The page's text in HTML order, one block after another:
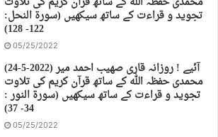
تجوید و قراءت کے ساتھ سیکھیں (سورة النحل:
122- 128)
05/25/2022
(24-5-2022) آئیے ! روزانہ قاری صهیب احمد میر
محمدی حفظہ اللہ کے ساتھ قرآن کریم کی تلاوت
تجوید و قراءت کے ساتھ سیکھیں (سورة النور :
34- 37)
05/25/2022